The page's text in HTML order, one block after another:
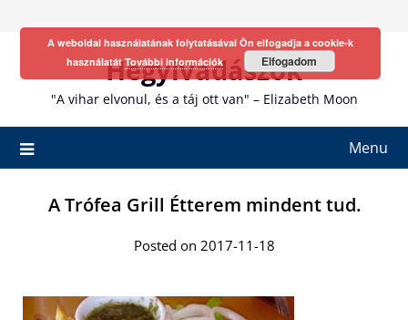
Hegyivadászok
"A vihar elvonul, és a táj ott van" – Elizabeth Moon
Menu
A Trófea Grill Étterem mindent tud.
Posted on 2017-11-18
A weboldal használatának folytatásával Ön elfogadja a cookie-k
használatátTovábbi információk Elfogadom